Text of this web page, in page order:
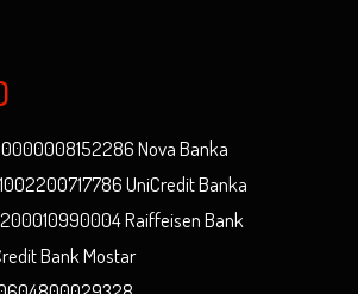
Nova Banka
UniCredit Banka
Raiffeisen Bank
Bank Mostar